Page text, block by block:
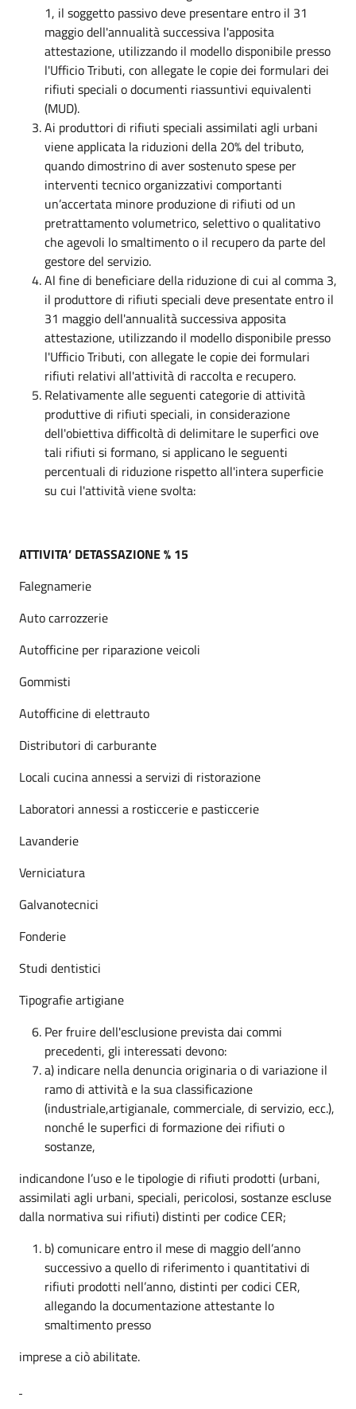
1, il soggetto passivo deve presentare entro il 31
maggio dell'annualità successiva l'apposita
attestazione, utilizzando il modello disponibile presso
l'Ufficio Tributi, con allegate le copie dei formulari dei
rifiuti speciali o documenti riassuntivi equivalenti
(MUD).
Ai produttori di rifiuti speciali assimilati agli urbani
viene applicata la riduzioni della 20% del tributo,
quando dimostrino di aver sostenuto spese per
interventi tecnico organizzativi comportanti
un’accertata minore produzione di rifiuti od un
pretrattamento volumetrico, selettivo o qualitativo
che agevoli lo smaltimento o il recupero da parte del
gestore del servizio.
Al fine di beneficiare della riduzione di cui al comma 3,
il produttore di rifiuti speciali deve presentate entro il
31 maggio dell'annualità successiva apposita
attestazione, utilizzando il modello disponibile presso
l'Ufficio Tributi, con allegate le copie dei formulari
rifiuti relativi all'attività di raccolta e recupero.
Relativamente alle seguenti categorie di attività
produttive di rifiuti speciali, in considerazione
dell'obiettiva difficoltà di delimitare le superfici ove
tali rifiuti si formano, si applicano le seguenti
percentuali di riduzione rispetto all'intera superficie
su cui l'attività viene svolta:
ATTIVITA’ DETASSAZIONE % 15
Falegnamerie
Auto carrozzerie
Autofficine per riparazione veicoli
Gommisti
Autofficine di elettrauto
Distributori di carburante
Locali cucina annessi a servizi di ristorazione
Laboratori annessi a rosticcerie e pasticcerie
Lavanderie
Verniciatura
Galvanotecnici
Fonderie
Studi dentistici
Tipografie artigiane
Per fruire dell'esclusione prevista dai commi
precedenti, gli interessati devono:
a) indicare nella denuncia originaria o di variazione il
ramo di attività e la sua classificazione
(industriale,artigianale, commerciale, di servizio, ecc.),
nonché le superfici di formazione dei rifiuti o
sostanze,
indicandone l’uso e le tipologie di rifiuti prodotti (urbani,
assimilati agli urbani, speciali, pericolosi, sostanze escluse
dalla normativa sui rifiuti) distinti per codice CER;
b) comunicare entro il mese di maggio dell’anno
successivo a quello di riferimento i quantitativi di
rifiuti prodotti nell’anno, distinti per codici CER,
allegando la documentazione attestante lo
smaltimento presso
imprese a ciò abilitate.